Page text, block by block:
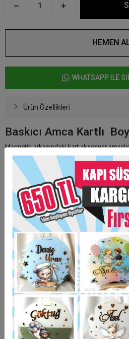
HEMEN
WHATSAPP İLE
Ürün Özellikleri
Baskıcı Amca Kartlı
Magnetin arkasındaki kart aksesuar
Ürünün kendi arkasında mıknatıs vardır.
Kişiye özel olarak hazırlanmaktadır.
Minimum sipariş adeti 15 adettir.
Stand fiyata dahil değildir.
Taksit Seçenekleri
Garanti Ve Teslimat
Hızlı Gönderi Güvenli Alışveriş